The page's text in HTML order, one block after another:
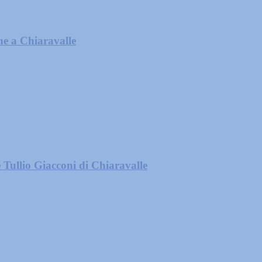
a Chiaravalle
Giacconi di Chiaravalle